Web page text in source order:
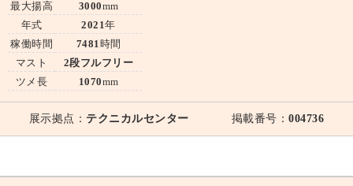
最大揚高
年式
稼働時間
マスト
ツメ長
3000mm
2021年
7481 時間
2段フルフリー
1070mm
展示拠点： テクニカルセンター 掲載番号：004736